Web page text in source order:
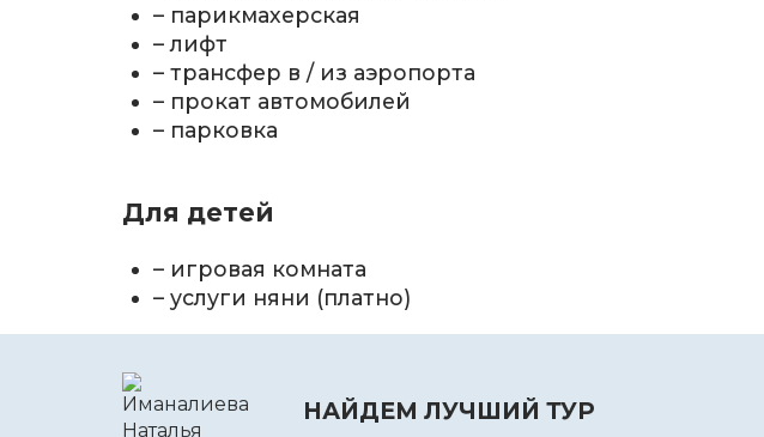
– парикмахерская
– лифт
– трансфер в / из аэропорта
– прокат автомобилей
– парковка
Для детей
– игровая комната
– услуги няни (платно)
НАЙДЕМ ЛУЧШИЙ ТУР